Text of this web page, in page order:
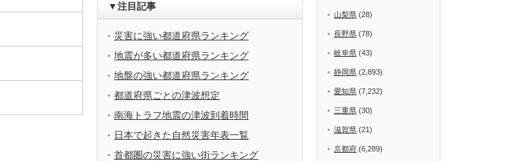
▼注目記事
災害に強い都道府県ランキング
地震が多い都道府県ランキング
地盤の強い都道府県ランキング
都道府県ごとの津波想定
南海トラフ地震の津波到着時間
日本で起きた自然災害年表一覧
首都圏の災害に強い街ランキング
山梨県 (28)
長野県 (78)
岐阜県 (43)
静岡県 (2,893)
愛知県 (7,232)
三重県 (30)
滋賀県 (21)
京都府 (6,289)